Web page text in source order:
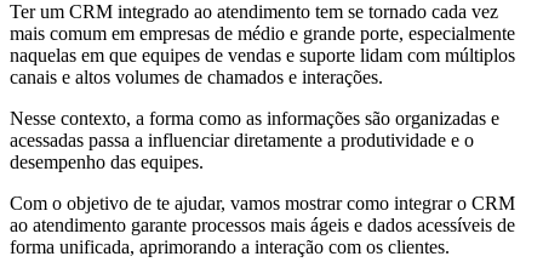
Ter um CRM integrado ao atendimento tem se tornado cada vez
mais comum em empresas de médio e grande porte, especialmente
naquelas em que equipes de vendas e suporte lidam com múltiplos
canais e altos volumes de chamados e interações.
Nesse contexto, a forma como as informações são organizadas e
acessadas passa a influenciar diretamente a produtividade e o
desempenho das equipes.
Com o objetivo de te ajudar, vamos mostrar como integrar o CRM
ao atendimento garante processos mais ágeis e dados acessíveis de
forma unificada, aprimorando a interação com os clientes.